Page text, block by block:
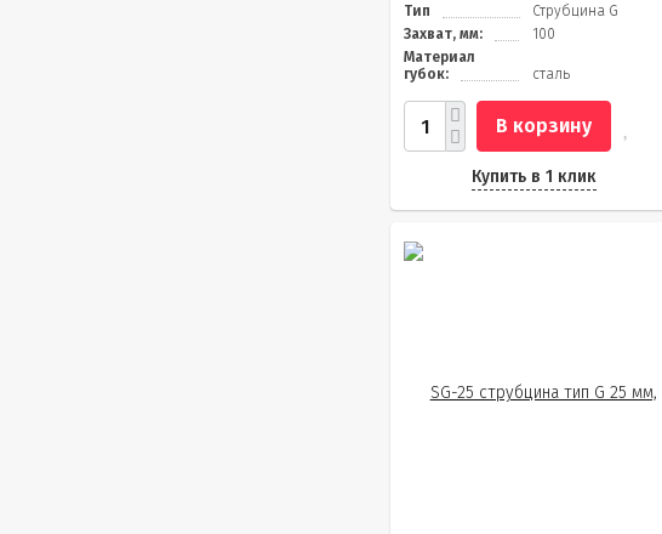
Тип
Струбцина G
Захват, мм:
100
Материал
губок:
сталь
В корзину
Купить в 1 клик